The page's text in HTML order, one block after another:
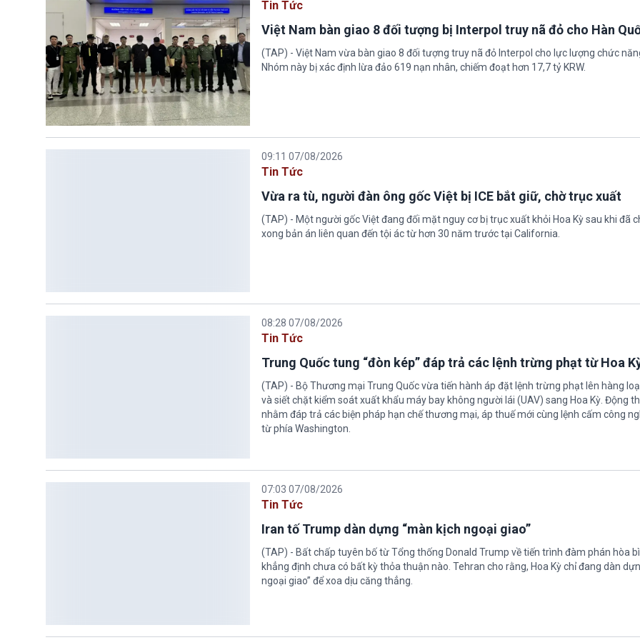
Tin Tức
Việt Nam bàn giao 8 đối tượng bị Interpol truy nã đỏ cho Hàn
(TAP) - Việt Nam vừa bàn giao 8 đối tượng truy nã đỏ Interpol cho lực lượng chức
Nhóm này bị xác định lừa đảo 619 nạn nhân, chiếm đoạt hơn 17,7 tỷ KRW.
09:11 07/08/2026
Tin Tức
Vừa ra tù, người đàn ông gốc Việt bị ICE bắt giữ, chờ trục xuất
(TAP) - Một người gốc Việt đang đối mặt nguy cơ bị trục xuất khỏi Hoa Kỳ sau khi đã
xong bản án liên quan đến tội ác từ hơn 30 năm trước tại California.
08:28 07/08/2026
Tin Tức
Trung Quốc tung “đòn kép” đáp trả các lệnh trừng phạt từ Hoa
(TAP) - Bộ Thương mại Trung Quốc vừa tiến hành áp đặt lệnh trừng phạt lên hàng
và siết chặt kiểm soát xuất khẩu máy bay không người lái (UAV) sang Hoa Kỳ. Động
nhằm đáp trả các biện pháp hạn chế thương mại, áp thuế mới cùng lệnh cấm công
từ phía Washington.
07:03 07/08/2026
Tin Tức
Iran tố Trump dàn dựng “màn kịch ngoại giao”
(TAP) - Bất chấp tuyên bố từ Tổng thống Donald Trump về tiến trình đàm phán hòa
khẳng định chưa có bất kỳ thỏa thuận nào. Tehran cho rằng, Hoa Kỳ chỉ đang dàn
ngoại giao” để xoa dịu căng thẳng.